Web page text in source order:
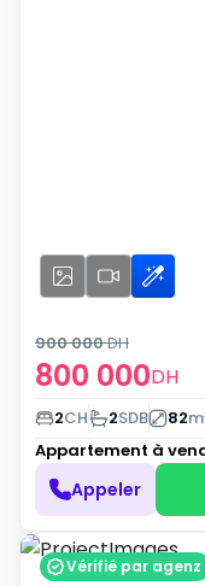
800 000DH
900 000DH
2CH 2SDB 82
Appartement à
Appeler
Vérifié par agenz